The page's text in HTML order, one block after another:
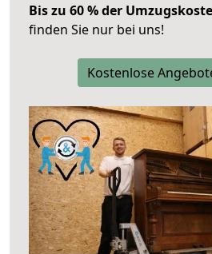
Bis zu 60 % der
finden Sie nur bei uns!
Kostenlose